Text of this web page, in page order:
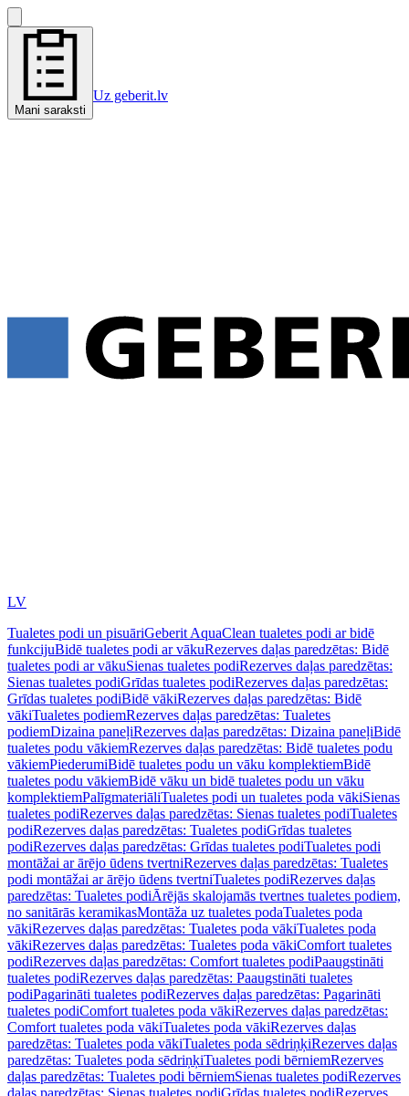
Mani saraksti
Uz geberit.lv
LV
Tualetes podi un pisuāriGeberit AquaClean tualetes podi ar bidē
funkcijuBidē tualetes podi ar vākuRezerves daļas paredzētas: Bidē
tualetes podi ar vākuSienas tualetes podiRezerves daļas paredzētas:
Sienas tualetes podiGrīdas tualetes podiRezerves daļas paredzētas:
Grīdas tualetes podiBidē vākiRezerves daļas paredzētas: Bidē
vākiTualetes podiemRezerves daļas paredzētas: Tualetes
podiemDizaina paneļiRezerves daļas paredzētas: Dizaina paneļiBidē
tualetes podu vākiemRezerves daļas paredzētas: Bidē tualetes podu
vākiemPiederumiBidē tualetes podu un vāku komplektiemBidē
tualetes podu vākiemBidē vāku un bidē tualetes podu un vāku
komplektiemPalīgmateriāliTualetes podi un tualetes poda vākiSienas
tualetes podiRezerves daļas paredzētas: Sienas tualetes podiTualetes
podiRezerves daļas paredzētas: Tualetes podiGrīdas tualetes
podiRezerves daļas paredzētas: Grīdas tualetes podiTualetes podi
montāžai ar ārējo ūdens tvertniRezerves daļas paredzētas: Tualetes
podi montāžai ar ārējo ūdens tvertniTualetes podiRezerves daļas
paredzētas: Tualetes podiĀrējās skalojamās tvertnes tualetes podiem,
no sanitārās keramikasMontāža uz tualetes podaTualetes poda
vākiRezerves daļas paredzētas: Tualetes poda vākiTualetes poda
vākiRezerves daļas paredzētas: Tualetes poda vākiComfort tualetes
podiRezerves daļas paredzētas: Comfort tualetes podiPaaugstināti
tualetes podiRezerves daļas paredzētas: Paaugstināti tualetes
podiPagarināti tualetes podiRezerves daļas paredzētas: Pagarināti
tualetes podiComfort tualetes poda vākiRezerves daļas paredzētas:
Comfort tualetes poda vākiTualetes poda vākiRezerves daļas
paredzētas: Tualetes poda vākiTualetes poda sēdriņķiRezerves daļas
paredzētas: Tualetes poda sēdriņķiTualetes podi bērniemRezerves
daļas paredzētas: Tualetes podi bērniemSienas tualetes podiRezerves
daļas paredzētas: Sienas tualetes podiGrīdas tualetes podiRezerves